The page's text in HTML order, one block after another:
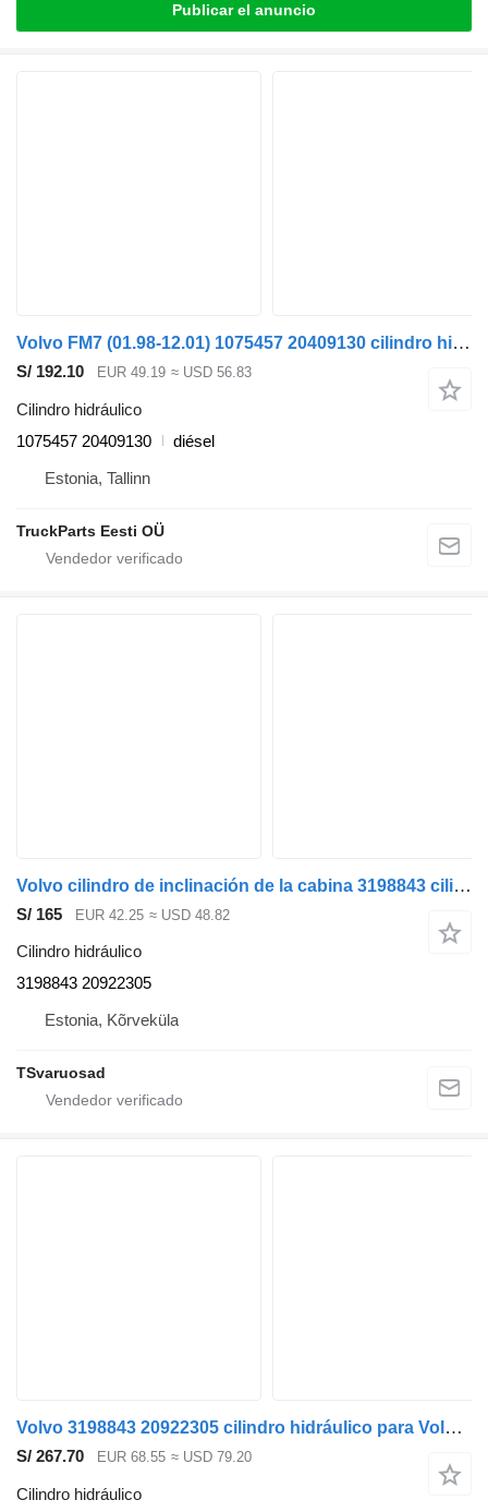
Publicar el anuncio
Volvo FM7 (01.98-12.01) 1075457 20409130 cilindro hidráulico para Volvo FM7-FM12, FM, FMX (1998-2014) cabeza tractora
S/ 192.10 EUR 49.19 ≈ USD 56.83
Cilindro hidráulico
1075457 20409130
diésel
Estonia, Tallinn
TruckParts Eesti OÜ
Volvo cilindro de inclinación de la cabina 3198843 cilindro hidráulico para Volvo FM9 cabeza tractora
S/ 165 EUR 42.25 ≈ USD 48.82
Cilindro hidráulico
3198843 20922305
Estonia, Kõrveküla
TSvaruosad
Volvo 3198843 20922305 cilindro hidráulico para Volvo FM7-FM12, FM, FMX (1998-2014) cabeza tractora
S/ 267.70 EUR 68.55 ≈ USD 79.20
Cilindro hidráulico